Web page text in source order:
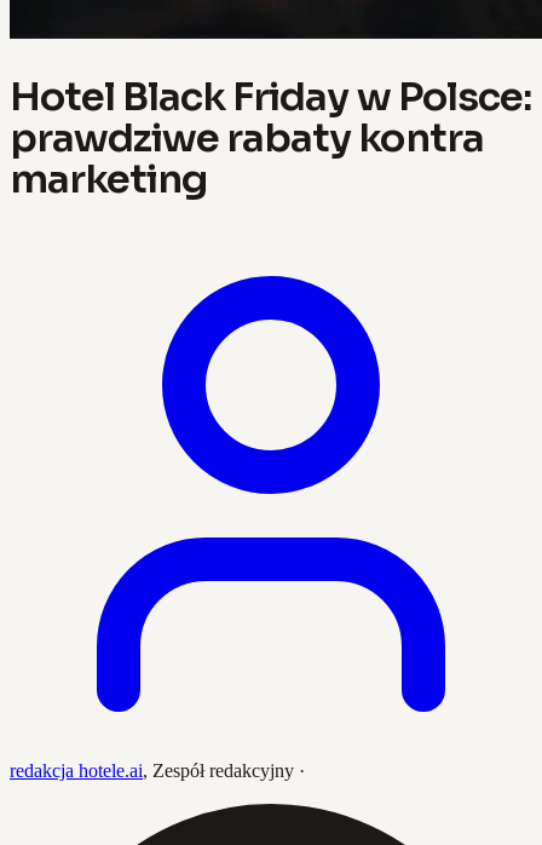
Hotel Black Friday w Polsce:
prawdziwe rabaty kontra
marketing
redakcja hotele.ai, Zespół redakcyjny ·